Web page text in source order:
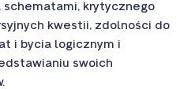
schematami, krytycznego
kwestii, zdolności do
i bycia logicznym i
swoich